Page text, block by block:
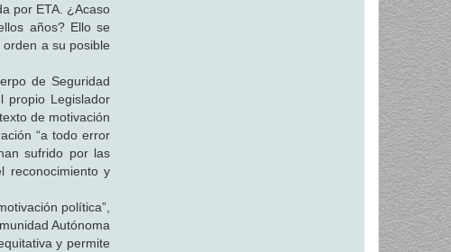
por ETA. ¿Acaso
años? Ello se
a su posible
de Seguridad
propio Legislador
de motivación
“a todo error
sufrido por las
reconocimiento y
política”,
Autónoma
y permite